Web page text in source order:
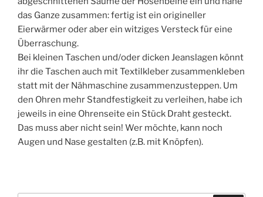
das Ganze zusammen: fertig ist ein origineller
Eierwärmer oder aber ein witziges Versteck für eine
Überraschung.
Bei kleinen Taschen und/oder dicken Jeanslagen könnt
ihr die Taschen auch mit Textilkleber zusammenkleben
statt mit der Nähmaschine zusammenzusteppen. Um
den Ohren mehr Standfestigkeit zu verleihen, habe ich
jeweils in eine Ohrenseite ein Stück Draht gesteckt.
Das muss aber nicht sein! Wer möchte, kann noch
Augen und Nase gestalten (z.B. mit Knöpfen).